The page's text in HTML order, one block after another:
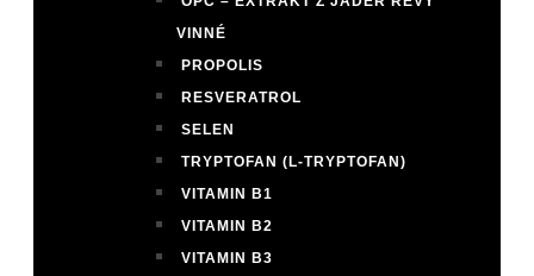
VINNÉ
PROPOLIS
RESVERATROL
SELEN
TRYPTOFAN (L-TRYPTOFAN)
VITAMIN B1
VITAMIN B2
VITAMIN B3